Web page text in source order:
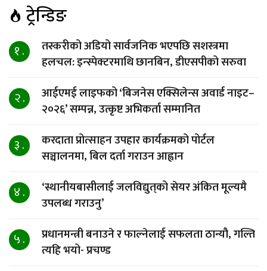
ट्रेन्डिङ
१ .
तस्करीको अडियो सार्वजनिक भएपछि सशस्त्रमा
हलचल: इन्स्पेक्टरमाथि छानबिन, डीएसपीको सरुवा
२ .
आईएमई लाइफको ‘बिजनेस एक्सिलेन्स अवार्ड नाइट–
२०२६’ सम्पन्न, उत्कृष्ट अभिकर्ता सम्मानित
३ .
करदाता प्रोत्साहन उपहार कार्यक्रमको पोर्टल
सञ्चालनमा, बिल दर्ता गराउन आह्वान
४ .
‘स्थानीयबासीलाई जलविद्युत्‌को सेयर अंकित मूल्यमै
उपलब्ध गराउनु’
५ .
प्रधानमन्त्री बनाउने र फाल्नेलाई सफलता ठान्यौ, गल्ति
त्यहि भयो- प्रचण्ड